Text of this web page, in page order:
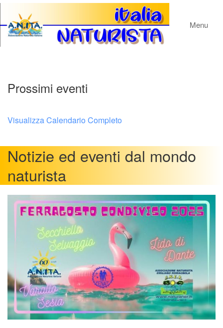
Menu
Prossimi eventi
Visualizza Calendario Completo
Notizie ed eventi dal mondo
naturista